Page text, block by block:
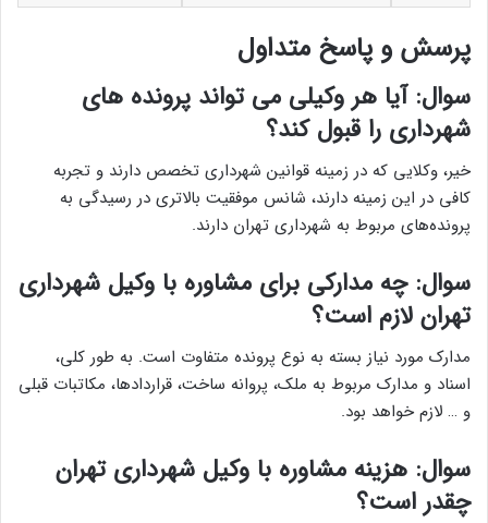
پرسش و پاسخ متداول
سوال: آیا هر وکیلی می تواند پرونده های
شهرداری را قبول کند؟
خیر، وکلایی که در زمینه قوانین شهرداری تخصص دارند و تجربه
کافی در این زمینه دارند، شانس موفقیت بالاتری در رسیدگی به
پرونده‌های مربوط به شهرداری تهران دارند.
سوال: چه مدارکی برای مشاوره با وکیل شهرداری
تهران لازم است؟
مدارک مورد نیاز بسته به نوع پرونده متفاوت است. به طور کلی،
اسناد و مدارک مربوط به ملک، پروانه ساخت، قراردادها، مکاتبات قبلی
و … لازم خواهد بود.
سوال: هزینه مشاوره با وکیل شهرداری تهران
چقدر است؟